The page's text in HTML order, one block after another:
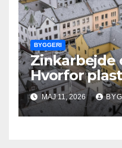
BYGGERI
Zinkarbejde
Hvorfor
hurtigere
MAJ 11, 2026